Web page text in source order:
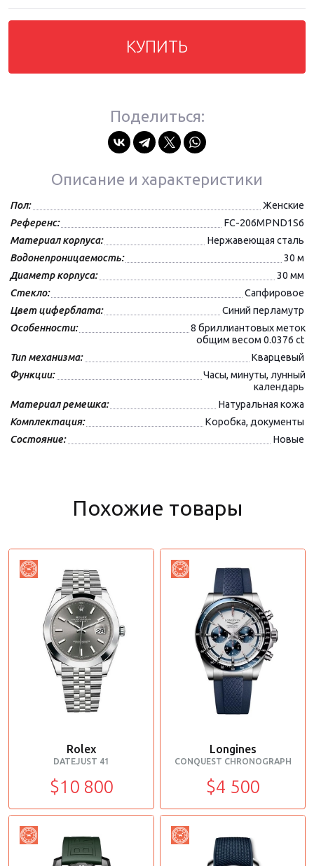
КУПИТЬ
Поделиться:
Описание и характеристики
Пол:
Женские
Референс:
FC-206MPND1S6
Материал корпуса:
Нержавеющая сталь
Водонепроницаемость:
30 м
Диаметр корпуса:
30 мм
Стекло:
Сапфировое
Цвет циферблата:
Синий перламутр
Особенности:
8 бриллиантовых меток
общим весом 0.0376 ct
Тип механизма:
Кварцевый
Функции:
Часы, минуты, лунный
календарь
Материал ремешка:
Натуральная кожа
Комплектация:
Коробка, документы
Состояние:
Новые
Похожие товары
Rolex
DATEJUST 41
$10 800
Longines
CONQUEST CHRONOGRAPH
$4 500